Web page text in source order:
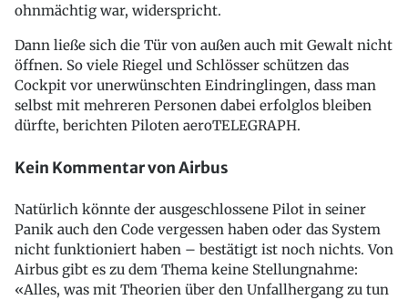
ohnmächtig war, widerspricht.
Dann ließe sich die Tür von außen auch mit Gewalt nicht
öffnen. So viele Riegel und Schlösser schützen das
Cockpit vor unerwünschten Eindringlingen, dass man
selbst mit mehreren Personen dabei erfolglos bleiben
dürfte, berichten Piloten aeroTELEGRAPH.
Kein Kommentar von Airbus
Natürlich könnte der ausgeschlossene Pilot in seiner
Panik auch den Code vergessen haben oder das System
nicht funktioniert haben – bestätigt ist noch nichts. Von
Airbus gibt es zu dem Thema keine Stellungnahme:
«Alles, was mit Theorien über den Unfallhergang zu tun